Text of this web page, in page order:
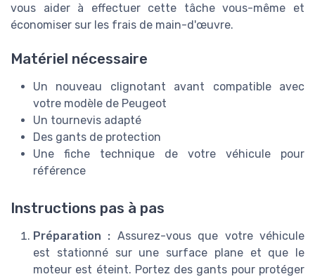
vous aider à effectuer cette tâche vous-même et
économiser sur les frais de main-d'œuvre.
Matériel nécessaire
Un nouveau clignotant avant compatible avec
votre modèle de Peugeot
Un tournevis adapté
Des gants de protection
Une fiche technique de votre véhicule pour
référence
Instructions pas à pas
Préparation : Assurez-vous que votre véhicule
est stationné sur une surface plane et que le
moteur est éteint. Portez des gants pour protéger